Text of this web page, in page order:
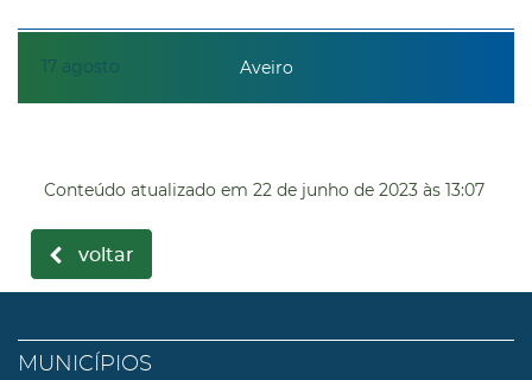
17 agosto Aveiro
Conteúdo atualizado em 22 de junho de 2023 às 13:07
voltar
MUNICÍPIOS